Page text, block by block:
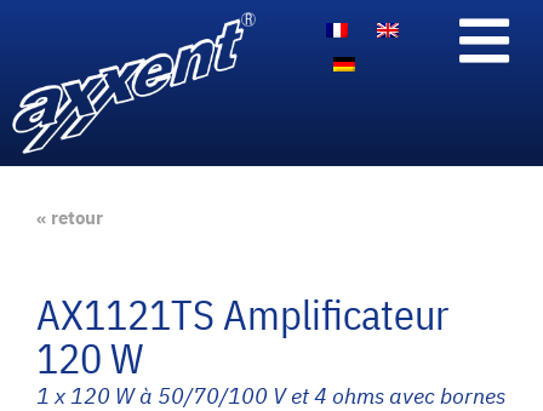
« retour
AX1121TS Amplificateur
120 W
1 x 120 W à 50/70/100 V et 4 ohms avec bornes